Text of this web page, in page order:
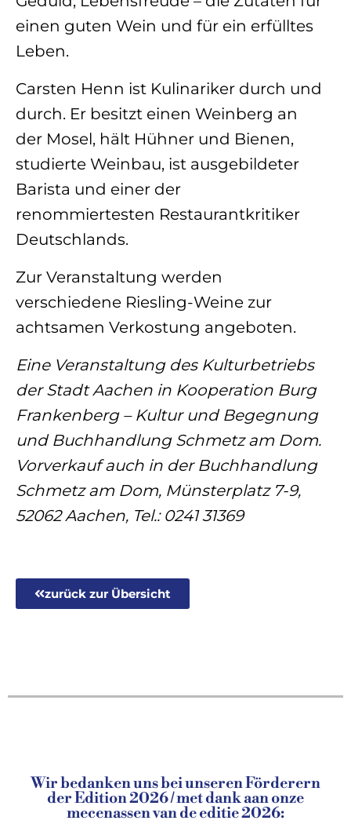
einen guten Wein und für ein erfülltes
Leben.
Carsten Henn ist Kulinariker durch und
durch. Er besitzt einen Weinberg an
der Mosel, hält Hühner und Bienen,
studierte Weinbau, ist ausgebildeter
Barista und einer der
renommiertesten Restaurantkritiker
Deutschlands.
Zur Veranstaltung werden
verschiedene Riesling-Weine zur
achtsamen Verkostung angeboten.
Eine Veranstaltung des Kulturbetriebs
der Stadt Aachen in Kooperation Burg
Frankenberg – Kultur und Begegnung
und Buchhandlung Schmetz am Dom.
Vorverkauf auch in der Buchhandlung
Schmetz am Dom, Münsterplatz 7-9,
52062 Aachen, Tel.: 0241 31369
zurück zur Übersicht
Wir bedanken uns bei unseren Förderern
der Edition 2026 / met dank aan onze
mecenassen van de editie 2026: